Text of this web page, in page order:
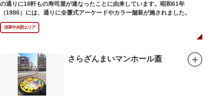
の通りに18軒もの寿司屋が連なったことに由来しています。昭和61年
（1986）には、通りに全覆式アーケードやカラー舗装が施されました。
浅草中央部エリア
さらざんまいマンホール蓋